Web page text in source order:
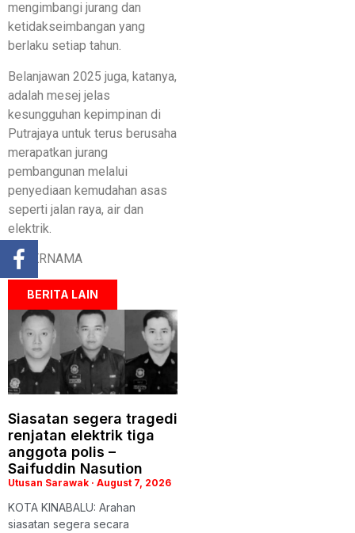
mengimbangi jurang dan
ketidakseimbangan yang
berlaku setiap tahun.
Belanjawan 2025 juga, katanya,
adalah mesej jelas
kesungguhan kepimpinan di
Putrajaya untuk terus berusaha
merapatkan jurang
pembangunan melalui
penyediaan kemudahan asas
seperti jalan raya, air dan
elektrik.
— BERNAMA
BERITA LAIN
Siasatan segera tragedi
renjatan elektrik tiga
anggota polis –
Saifuddin Nasution
Utusan Sarawak August 7, 2026
KOTA KINABALU: Arahan
siasatan segera secara